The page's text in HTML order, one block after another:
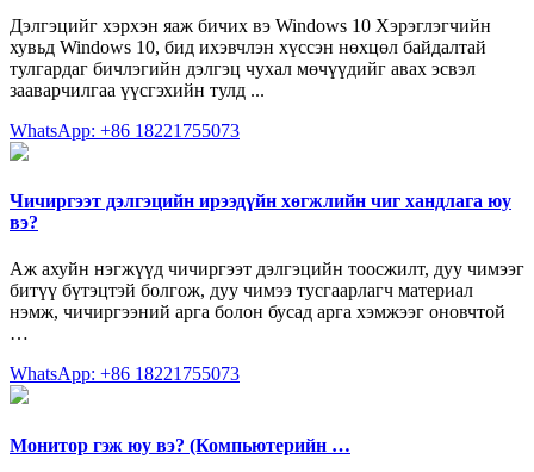
Дэлгэцийг хэрхэн яаж бичих вэ Windows 10 Хэрэглэгчийн
хувьд Windows 10, бид ихэвчлэн хүссэн нөхцөл байдалтай
тулгардаг бичлэгийн дэлгэц чухал мөчүүдийг авах эсвэл
зааварчилгаа үүсгэхийн тулд ...
WhatsApp: +86 18221755073
Чичиргээт дэлгэцийн ирээдүйн хөгжлийн чиг хандлага юу
вэ?
Аж ахуйн нэгжүүд чичиргээт дэлгэцийн тоосжилт, дуу чимээг
битүү бүтэцтэй болгож, дуу чимээ тусгаарлагч материал
нэмж, чичиргээний арга болон бусад арга хэмжээг оновчтой
…
WhatsApp: +86 18221755073
Монитор гэж юу вэ? (Компьютерийн …